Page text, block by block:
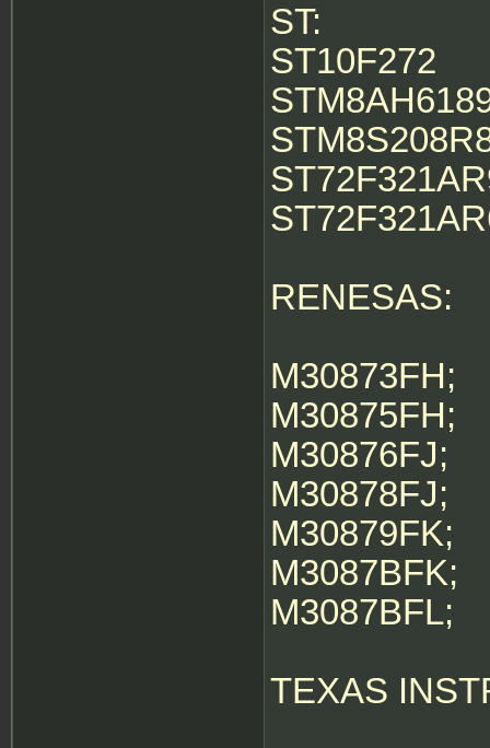
ST:
ST10F272
RENESAS:
M30873FH;
M30875FH;
M30876FJ;
M30878FJ;
M30879FK;
M3087BFK;
M3087BFL;
TEXAS